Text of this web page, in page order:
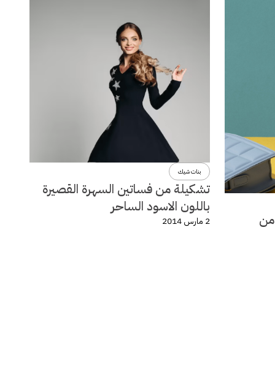
وصيف 2014 من
بنات شيك
تشكيلة من فساتين السهرة القصيرة
باللون الاسود الساحر
2 مارس 2014